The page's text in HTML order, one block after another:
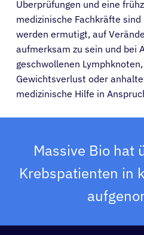
Patienten
Ärzte
Lösungen
Über
Anmelden
Überprüfungen und eine
medizinische Fachkräfte
werden ermutigt, auf
aufmerksam zu sein und bei
geschwollenen
Gewichtsverlust oder
medizinische Hilfe in
Massive Bio hat
Krebspatienten in